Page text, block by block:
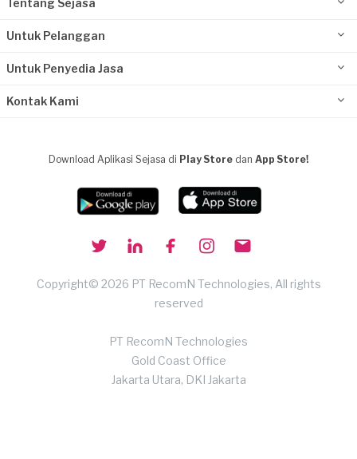
Tentang Sejasa
Untuk Pelanggan
Untuk Penyedia Jasa
Kontak Kami
Download Aplikasi Sejasa di Play Store dan App Store!
Copyright© 2026 PT RecomN Technologies, All rights
reserved
PT RecomN Technologies
Gold Coast Office
Jakarta Utara, DKI Jakarta